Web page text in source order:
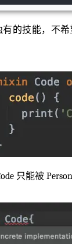
有的技能，不
只能被